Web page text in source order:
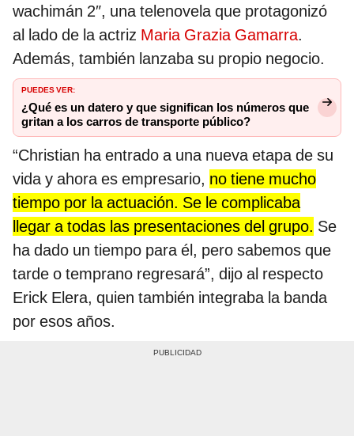
wachimán 2″, una telenovela que protagonizó
al lado de la actriz Maria Grazia Gamarra.
Además, también lanzaba su propio negocio.
PUEDES VER:
¿Qué es un datero y que significan los números que
gritan a los carros de transporte público?
“Christian ha entrado a una nueva etapa de su
vida y ahora es empresario, no tiene mucho
tiempo por la actuación. Se le complicaba
llegar a todas las presentaciones del grupo. Se
ha dado un tiempo para él, pero sabemos que
tarde o temprano regresará”, dijo al respecto
Erick Elera, quien también integraba la banda
por esos años.